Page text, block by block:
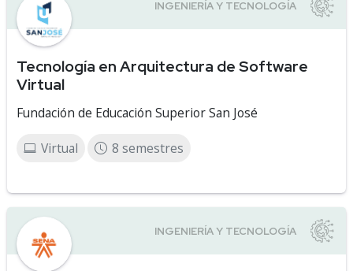
Tecnología en Arquitectura de Software
Virtual
Fundación de Educación Superior San José
Virtual 8 semestres